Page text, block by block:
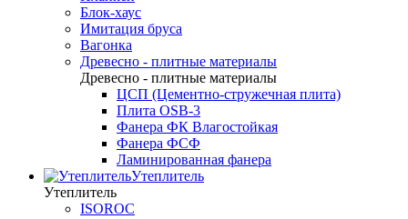
Блок-хаус
Имитация бруса
Вагонка
Древесно - плитные материалы
Древесно - плитные материалы
ЦСП (Цементно-стружечная плита)
Плита OSB-3
Фанера ФК Влагостойкая
Фанера ФСФ
Ламинированная фанера
Утеплитель
Утеплитель
ISOROC